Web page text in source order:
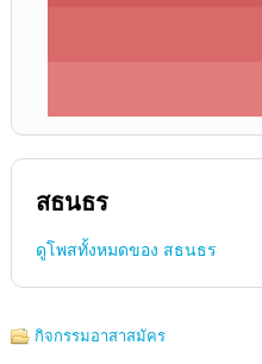
สธนธร
ดูโพสทั้งหมดของ สธนธร
กิจกรรมอาสาสมัคร